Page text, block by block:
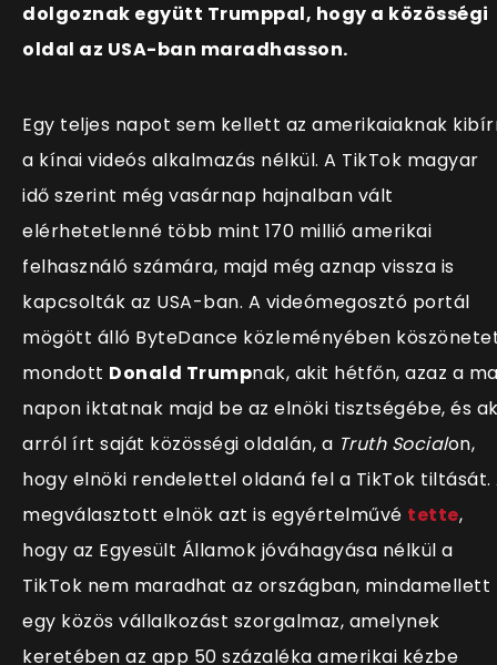
dolgoznak együtt Trumppal, hogy a közösségi
oldal az USA-ban maradhasson.
Egy teljes napot sem kellett az amerikaiaknak
a kínai videós alkalmazás nélkül. A TikTok magyar
idő szerint még vasárnap hajnalban vált
elérhetetlenné több mint 170 millió amerikai
felhasználó számára, majd még aznap vissza is
kapcsolták az USA-ban. A videómegosztó portál
mögött álló ByteDance közleményében
mondott Donald Trumpnak, akit hétfőn, azaz a
napon iktatnak majd be az elnöki tisztségébe, és
arról írt saját közösségi oldalán, a Truth Socialon,
hogy elnöki rendelettel oldaná fel a TikTok tiltását.
megválasztott elnök azt is egyértelművé tette,
hogy az Egyesült Államok jóváhagyása nélkül a
TikTok nem maradhat az országban, mindamellett
egy közös vállalkozást szorgalmaz, amelynek
keretében az app 50 százaléka amerikai kézbe